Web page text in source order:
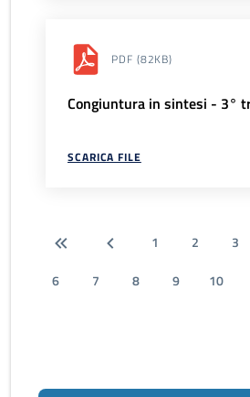
PDF (82KB)
Congiuntura in sintesi - 3°
SCARICA FILE
1 2 3
6
7 8 9 10